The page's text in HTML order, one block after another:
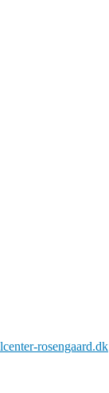
rosengaard.dk